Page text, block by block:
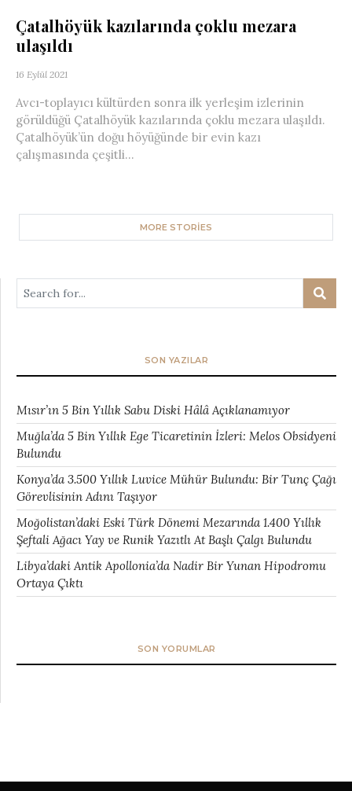
Çatalhöyük kazılarında çoklu mezara
ulaşıldı
16 Eylül 2021
Avcı-toplayıcı kültürden sonra ilk yerleşim izlerinin
görüldüğü Çatalhöyük kazılarında çoklu mezara ulaşıldı.
Çatalhöyük’ün doğu höyüğünde bir evin kazı
çalışmasında çeşitli...
MORE STORIES
SON YAZILAR
Mısır’ın 5 Bin Yıllık Sabu Diski Hâlâ Açıklanamıyor
Muğla’da 5 Bin Yıllık Ege Ticaretinin İzleri: Melos Obsidyeni
Bulundu
Konya’da 3.500 Yıllık Luvice Mühür Bulundu: Bir Tunç Çağı
Görevlisinin Adını Taşıyor
Moğolistan’daki Eski Türk Dönemi Mezarında 1.400 Yıllık
Şeftali Ağacı Yay ve Runik Yazıtlı At Başlı Çalgı Bulundu
Libya’daki Antik Apollonia’da Nadir Bir Yunan Hipodromu
Ortaya Çıktı
SON YORUMLAR